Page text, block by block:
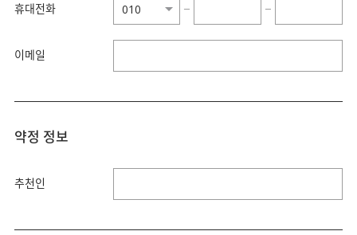
휴대전화 − −
이메일
약정 정보
추천인